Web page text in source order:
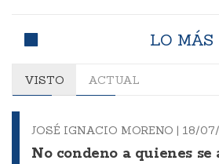
LO MÁS
VISTO ACTUAL
JOSÉ IGNACIO MORENO | 18/
No condeno a quienes se